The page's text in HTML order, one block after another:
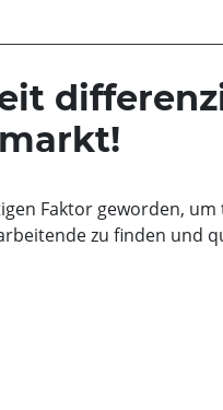
Faktor geworden,
zu finden und